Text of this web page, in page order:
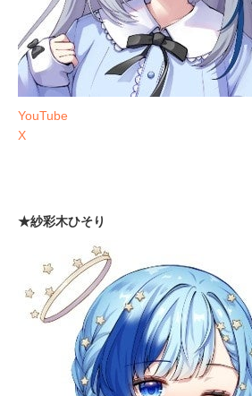
YouTube
X
★紗彩木ひそり